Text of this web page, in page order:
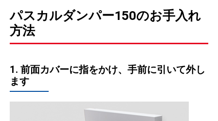
パスカルダンパー150のお手入れ
方法
1. 前面カバーに指をかけ、手前に引いて外し
ます